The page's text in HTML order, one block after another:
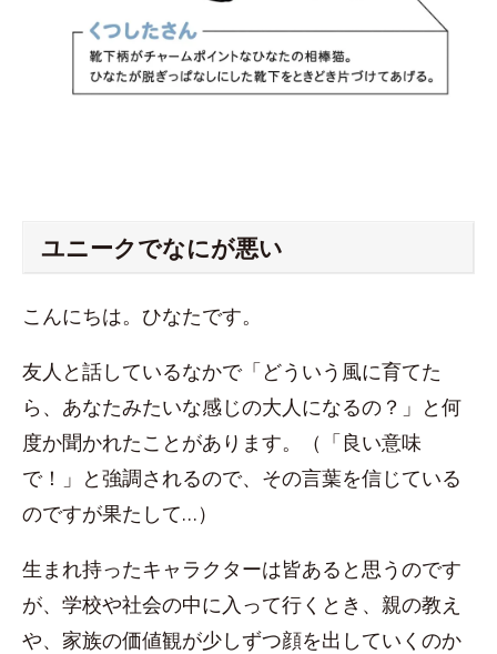
ユニークでなにが悪い
こんにちは。ひなたです。
友人と話しているなかで「どういう風に育てた
ら、あなたみたいな感じの大人になるの？」と何
度か聞かれたことがあります。（「良い意味
で！」と強調されるので、その言葉を信じている
のですが果たして…）
生まれ持ったキャラクターは皆あると思うのです
が、学校や社会の中に入って行くとき、親の教え
や、家族の価値観が少しずつ顔を出していくのか